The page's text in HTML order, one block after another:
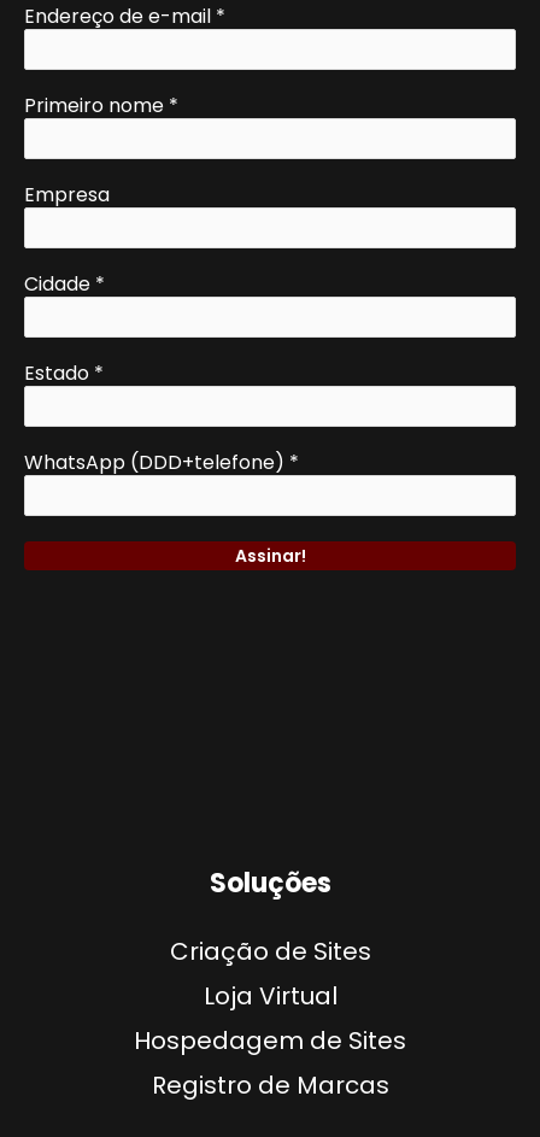
Endereço de e-mail *
Primeiro nome *
Empresa
Cidade *
Estado *
WhatsApp (DDD+telefone) *
Soluções
Criação de Sites
Loja Virtual
Hospedagem de Sites
Registro de Marcas